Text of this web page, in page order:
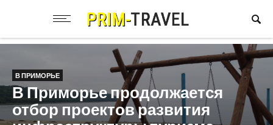
В ПРИМОРЬЕ
В Приморье продолжается
отбор проектов развития